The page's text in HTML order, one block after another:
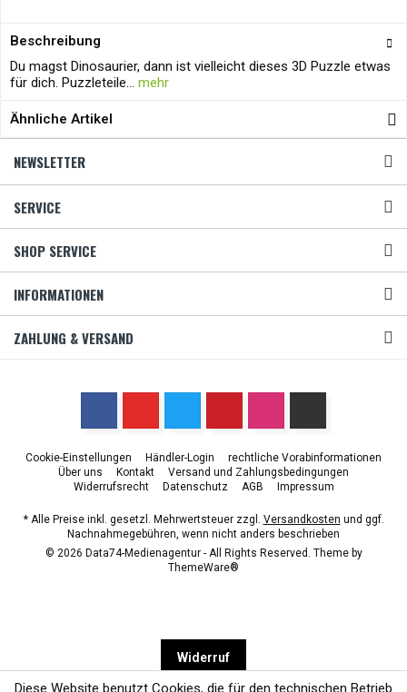
Beschreibung
Du magst Dinosaurier, dann ist vielleicht dieses 3D Puzzle etwas
für dich. Puzzleteile... mehr
Ähnliche Artikel
NEWSLETTER
SERVICE
SHOP SERVICE
INFORMATIONEN
ZAHLUNG & VERSAND
Cookie-Einstellungen Händler-Login
rechtliche Vorabinformationen
Über uns
Kontakt
Versand und Zahlungsbedingungen
Widerrufsrecht
Datenschutz AGB Impressum
* Alle Preise inkl. gesetzl. Mehrwertsteuer zzgl. Versandkosten und ggf.
Nachnahmegebühren, wenn nicht anders beschrieben
© 2026 Data74-Medienagentur - All Rights Reserved. Theme by
ThemeWare®
Widerruf
Diese Website benutzt Cookies, die für den technischen Betrieb